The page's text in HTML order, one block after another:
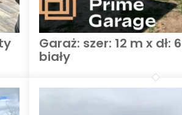
Garaż: szer: 12 m x dł:
biały